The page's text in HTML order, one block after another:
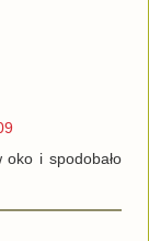
oko i spodobało